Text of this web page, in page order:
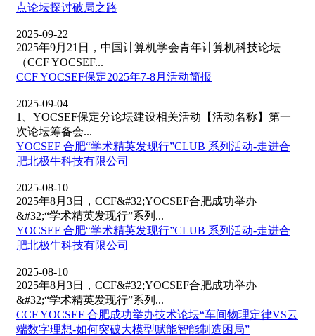
点论坛探讨破局之路
2025-09-22
2025年9月21日，中国计算机学会青年计算机科技论坛
（CCF YOCSEF...
CCF YOCSEF保定2025年7-8月活动简报
2025-09-04
1、YOCSEF保定分论坛建设相关活动【活动名称】第一
次论坛筹备会...
YOCSEF 合肥“学术精英发现行”CLUB 系列活动-走进合
肥北极牛科技有限公司
2025-08-10
2025年8月3日，CCF&#32;YOCSEF合肥成功举办
&#32;“学术精英发现行”系列...
YOCSEF 合肥“学术精英发现行”CLUB 系列活动-走进合
肥北极牛科技有限公司
2025-08-10
2025年8月3日，CCF&#32;YOCSEF合肥成功举办
&#32;“学术精英发现行”系列...
CCF YOCSEF 合肥成功举办技术论坛“车间物理定律VS云
端数字理想-如何突破大模型赋能智能制造困局”